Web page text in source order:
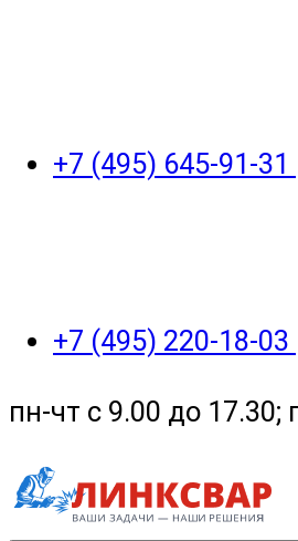
+7 (495) 645-91-31
+7 (495) 220-18-03
пн-чт с 9.00 до 17.30;